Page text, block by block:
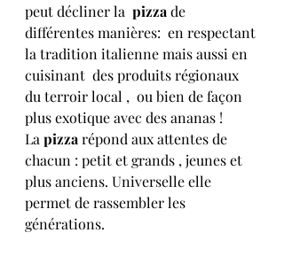
peut décliner la pizza de
différentes manières:  en respectant
la tradition italienne mais aussi en
cuisinant  des produits régionaux
du terroir local ,  ou bien de façon
plus exotique avec des ananas !
La pizza répond aux attentes de
chacun : petit et grands , jeunes et
plus anciens. Universelle elle
permet de rassembler les
générations.